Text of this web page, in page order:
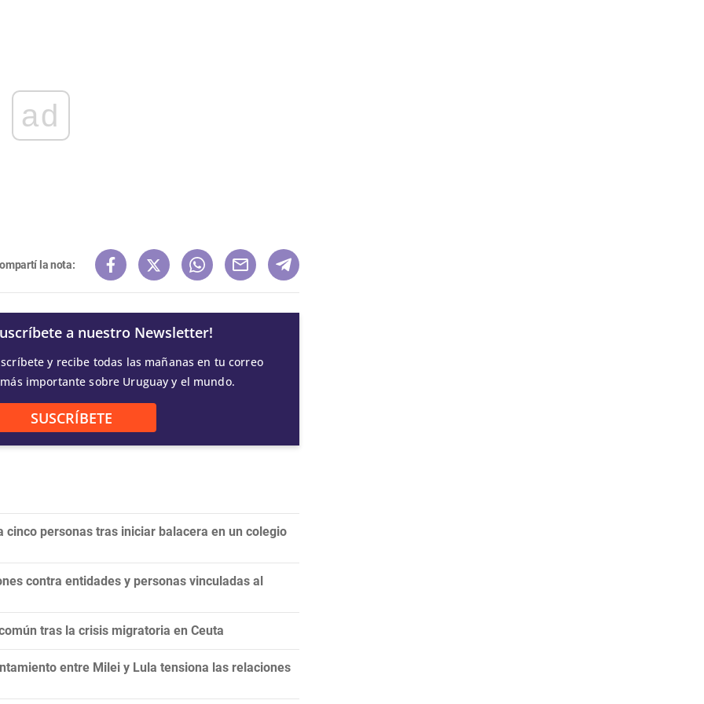
ad
la nota:
a nuestro Newsletter!
y recibe todas las mañanas en tu correo
importante sobre Uruguay y el mundo.
SUSCRÍBETE
cinco personas tras iniciar balacera en un colegio
contra entidades y personas vinculadas al
tras la crisis migratoria en Ceuta
entre Milei y Lula tensiona las relaciones